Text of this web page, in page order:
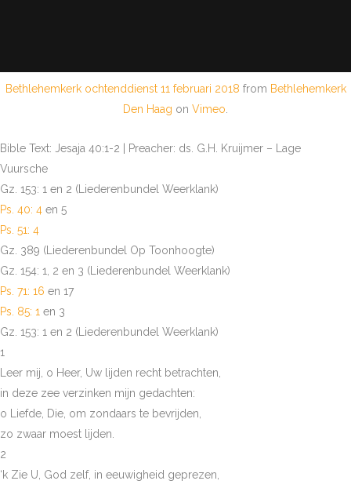
Bethlehemkerk ochtenddienst 11 februari 2018 from Bethlehemkerk
Den Haag on Vimeo
Bible Text: Jesaja 40:1-2 | Preacher: ds. G.H. Kruijmer – Lage
Vuursche
Gz. 153: 1 en 2 (Liederenbundel Weerklank)
Ps. 40: 4 en 5
Ps. 51: 4
Gz. 389 (Liederenbundel Op Toonhoogte)
Gz. 154: 1, 2 en 3 (Liederenbundel Weerklank)
Ps. 71: 16 en 17
Ps. 85: 1 en 3
Gz. 153: 1 en 2 (Liederenbundel Weerklank)
1
Leer mij, o Heer, Uw lijden recht betrachten,
in deze zee verzinken mijn gedachten:
o Liefde, Die, om zondaars te bevrijden,
zo zwaar moest lijden.
2
‘k Zie U, God zelf, in eeuwigheid geprezen,